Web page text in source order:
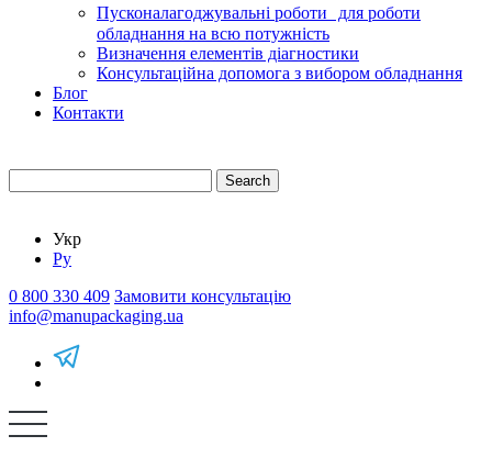
Пусконалагоджувальні роботи для роботи
обладнання на всю потужність
Визначення елементів діагностики
Консультаційна допомога з вибором обладнання
Блог
Контакти
Search
Укр
Ру
0 800 330 409 Замовити консультацію
info@manupackaging.ua